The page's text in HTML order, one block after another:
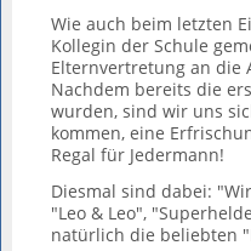
Wie auch beim letzten
Kollegin der Schule
Elternvertretung an die
Nachdem bereits die
wurden, sind wir uns
kommen, eine
Regal für Jedermann!
Diesmal sind dabei:
"Leo & Leo",
natürlich die beliebten